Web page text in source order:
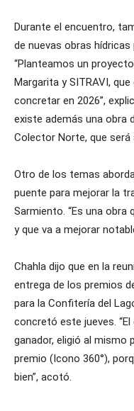
Durante el encuentro,
de nuevas obras
“Planteamos un
Margarita y SITRAVI,
concretar en 2026”,
existe además una obra
Colector Norte, que será
Otro de los temas
puente para mejorar la
Sarmiento. “Es una
y que va a mejorar
Chahla dijo que en la
entrega de los premios
para la Confitería del
concretó este jueves.
ganador, eligió al mismo
premio (Icono 360°),
bien”, acotó.